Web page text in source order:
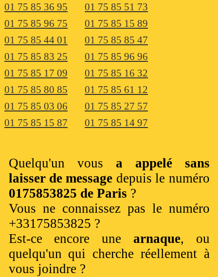
01 75 85 36 95
01 75 85 51 73
01 75 85 96 75
01 75 85 15 89
01 75 85 44 01
01 75 85 85 47
01 75 85 83 25
01 75 85 96 96
01 75 85 17 09
01 75 85 16 32
01 75 85 80 85
01 75 85 61 12
01 75 85 03 06
01 75 85 27 57
01 75 85 15 87
01 75 85 14 97
Quelqu'un vous a appelé sans
laisser de message depuis le numéro
0175853825 de Paris ?
Vous ne connaissez pas le numéro
+33175853825 ?
Est-ce encore une arnaque, ou
quelqu'un qui cherche réellement à
vous joindre ?